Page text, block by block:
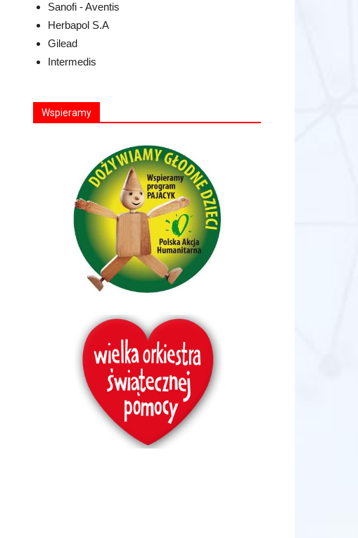
Sanofi - Aventis
Herbapol S.A
Gilead
Intermedis
Wspieramy